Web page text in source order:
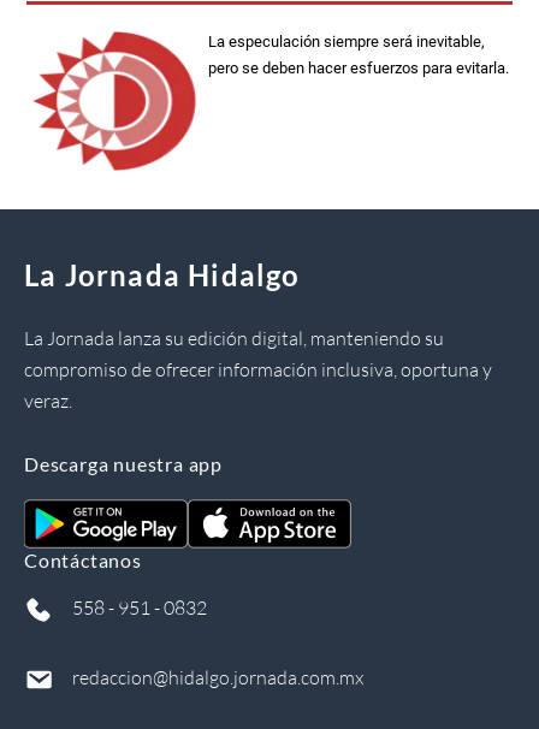
La especulación siempre será inevitable,
pero se deben hacer esfuerzos para evitarla.
La Jornada Hidalgo
La Jornada lanza su edición digital, manteniendo su
compromiso de ofrecer información inclusiva, oportuna y
veraz.
Descarga nuestra app
Contáctanos
558 - 951 - 0832
redaccion@hidalgo.jornada.com.mx